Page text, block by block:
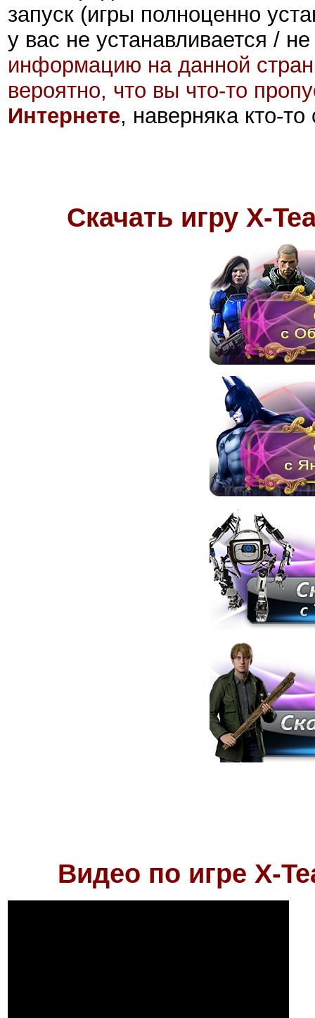
запуск (игры полноценно
у вас не устанавливается /
информацию на данной
вероятно, что вы что-то
Интернете, наверняка кто-
Скачать игру X-
Видео по игре X-